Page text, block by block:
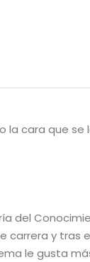
la cara que se
del
carrera y tras
le gusta